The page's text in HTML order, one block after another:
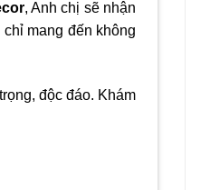
, Anh chị sẽ nhận
mang đến không
độc đáo. Khám